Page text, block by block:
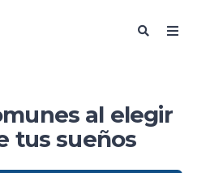
al elegir
tus sueños